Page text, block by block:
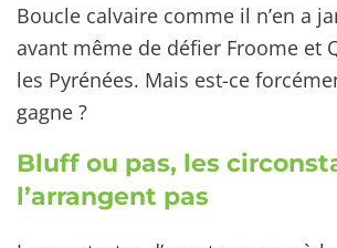
Boucle calvaire comme il n’en a
avant même de défier Froome et
les Pyrénées. Mais est-ce
gagne ?
Bluff ou pas, les
l’arrangent pas